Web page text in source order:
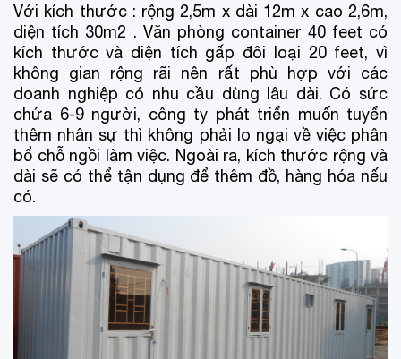
Với kích thước : rộng 2,5m x dài 12m x cao 2,6m,
diện tích 30m2 . Văn phòng container 40 feet có
kích thước và diện tích gấp đôi loại 20 feet, vì
không gian rộng rãi nên rất phù hợp với các
doanh nghiệp có nhu cầu dùng lâu dài. Có sức
chứa 6-9 người, công ty phát triển muốn tuyển
thêm nhân sự thì không phải lo ngại về việc phân
bổ chỗ ngồi làm việc. Ngoài ra, kích thước rộng và
dài sẽ có thể tận dụng để thêm đồ, hàng hóa nếu
có.